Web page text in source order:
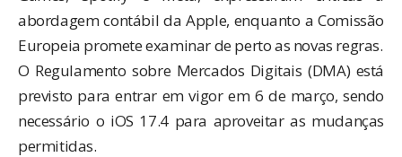
abordagem contábil da Apple, enquanto a Comissão
Europeia promete examinar de perto as novas regras.
O Regulamento sobre Mercados Digitais (DMA) está
previsto para entrar em vigor em 6 de março, sendo
necessário o iOS 17.4 para aproveitar as mudanças
permitidas.